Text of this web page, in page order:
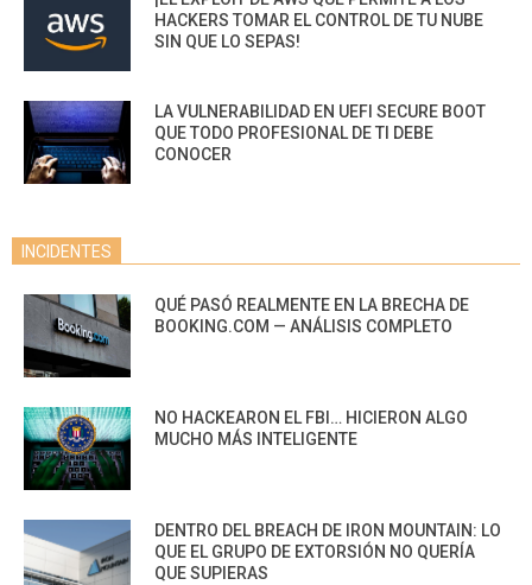
HACKERS TOMAR EL CONTROL DE TU NUBE
SIN QUE LO SEPAS!
LA VULNERABILIDAD EN UEFI SECURE BOOT
QUE TODO PROFESIONAL DE TI DEBE
CONOCER
INCIDENTES
QUÉ PASÓ REALMENTE EN LA BRECHA DE
BOOKING.COM — ANÁLISIS COMPLETO
NO HACKEARON EL FBI… HICIERON ALGO
MUCHO MÁS INTELIGENTE
DENTRO DEL BREACH DE IRON MOUNTAIN: LO
QUE EL GRUPO DE EXTORSIÓN NO QUERÍA
QUE SUPIERAS